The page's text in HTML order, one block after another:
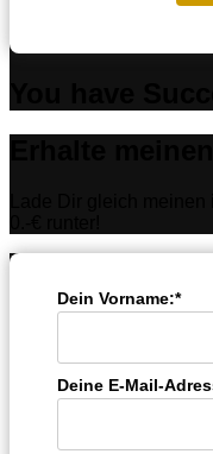
Dein Vorname:*
Deine E-Mail-